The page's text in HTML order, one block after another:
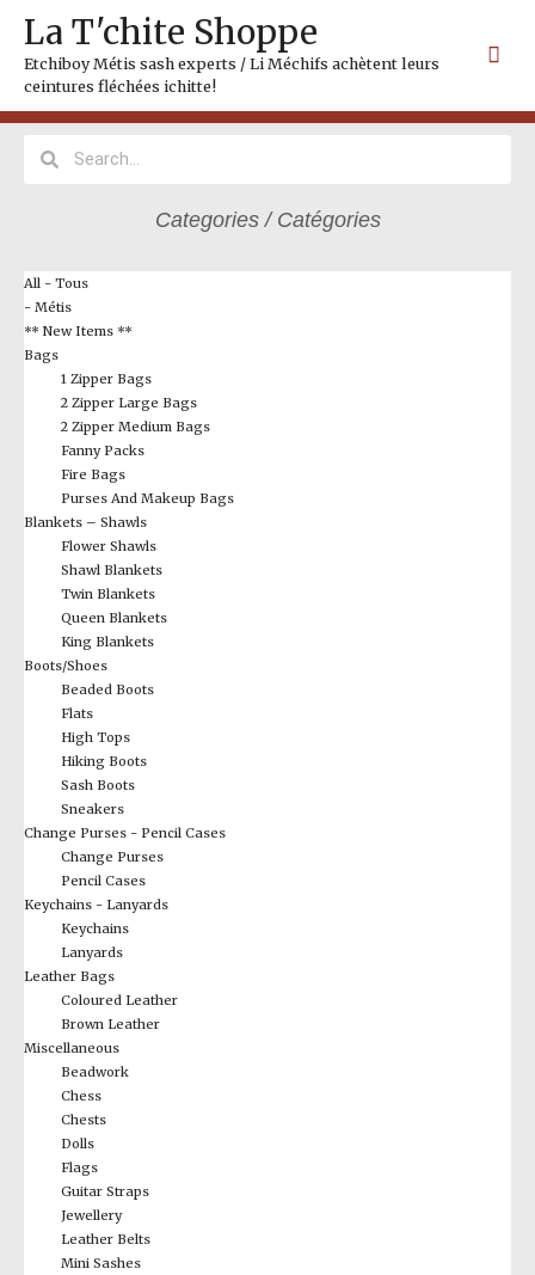
content
La T'chite Shoppe
Etchiboy Métis sash experts / Li Méchifs achètent leurs
ceintures fléchées ichitte!
SearchSearch
Categories / Catégories
All - Tous
- Métis
** New Items **
Bags
1 Zipper Bags
2 Zipper Large Bags
2 Zipper Medium Bags
Fanny Packs
Fire Bags
Purses And Makeup Bags
Blankets – Shawls
Flower Shawls
Shawl Blankets
Twin Blankets
Queen Blankets
King Blankets
Boots/Shoes
Beaded Boots
Flats
High Tops
Hiking Boots
Sash Boots
Sneakers
Change Purses - Pencil Cases
Change Purses
Pencil Cases
Keychains - Lanyards
Keychains
Lanyards
Leather Bags
Coloured Leather
Brown Leather
Miscellaneous
Beadwork
Chess
Chests
Dolls
Flags
Guitar Straps
Jewellery
Leather Belts
Mini Sashes